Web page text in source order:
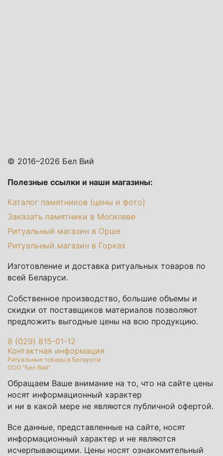
© 2016–2026 Бел Вий
Полезные ссылки и наши магазины:
Каталог памятников (цены и фото)
Заказать памятники в Могилеве
Ритуальный магазин в Орше
Ритуальный магазин в Горках
Изготовление и доставка ритуальных товаров по
всей Беларуси.
Собственное производство, большие объемы и
скидки от поставщиков материалов позволяют
предложить выгодные цены на всю продукцию.
8 (029) 815-01-12
Контактная информация
Ритуальные товары в Беларуси
ООО "Бел Вий"
Обращаем Ваше внимание на то, что на сайте цены
носят информационный характер
и ни в какой мере не являются публичной офертой.
Все данные, представленные на сайте, носят
информационный характер и не являются
исчерпывающими. Цены носят ознакомительный